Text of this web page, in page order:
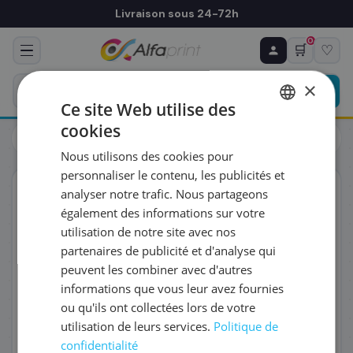
Livraison sous 24-72h
🛒
0
♡
Cartouches
Canon
ORIGINAL
♻ COMMANDE RÉCURRENTE
Prévoyez & économisez
Programmez votre prochain achat — notre équipe
vous prépare un devis personnalisé
RÉFÉRENCE DU PRODUIT
FRÉQUENCE
QUANTITÉ PAR LIVRAISON
DATE DE PREMIÈRE LIVRAISON SOUHAITÉE
×
Ce site Web utilise des
cookies
Nous utilisons des cookies pour
personnaliser le contenu, les publicités et
analyser notre trafic. Nous partageons
également des informations sur votre
utilisation de notre site avec nos
partenaires de publicité et d'analyse qui
peuvent les combiner avec d'autres
informations que vous leur avez fournies
ou qu'ils ont collectées lors de votre
utilisation de leurs services. Politique de
confidentialité